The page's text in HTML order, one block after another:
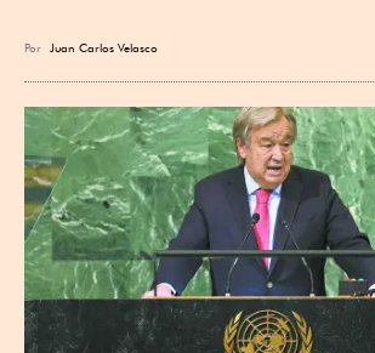
Por Juan Carlos Velasco